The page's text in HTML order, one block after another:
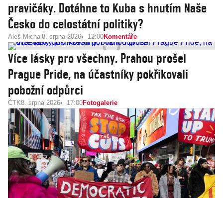
pravičáky. Dotáhne to Kuba s hnutím Naše
Česko do celostátní politiky?
Aleš Michal 8. srpna 2026 12:00Komentáře
Více lásky pro všechny. Prahou prošel
Prague Pride, na účastníky pokřikovali
pobožní odpůrci
ČTK8. srpna 2026 17:00Fotogalerie